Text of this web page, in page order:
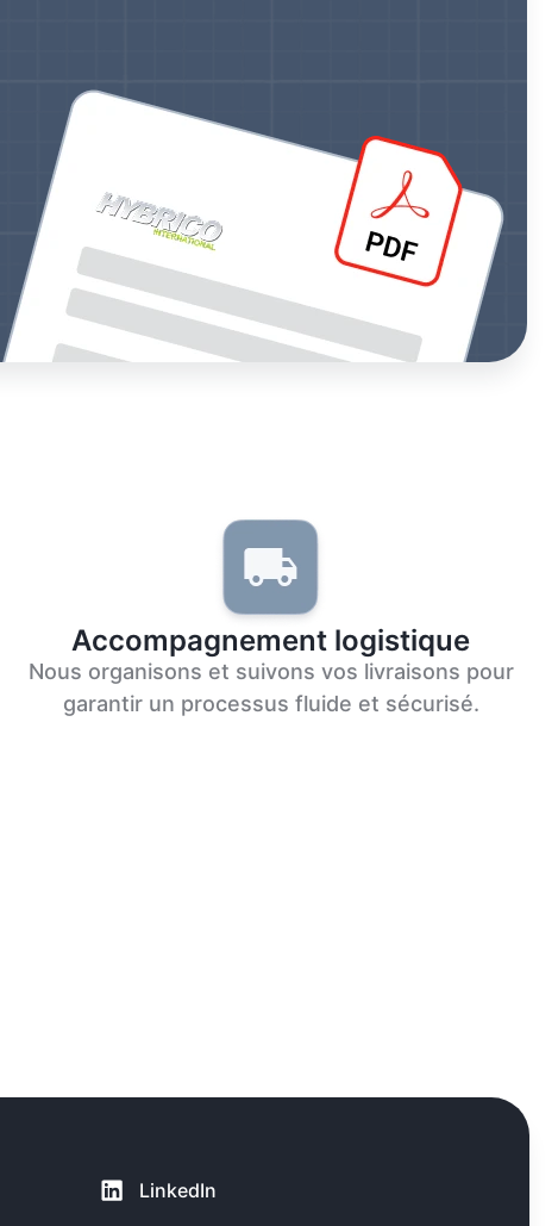
Accompagnement logistique
Nous organisons et suivons vos livraisons pour
garantir un processus fluide et sécurisé.
LinkedIn